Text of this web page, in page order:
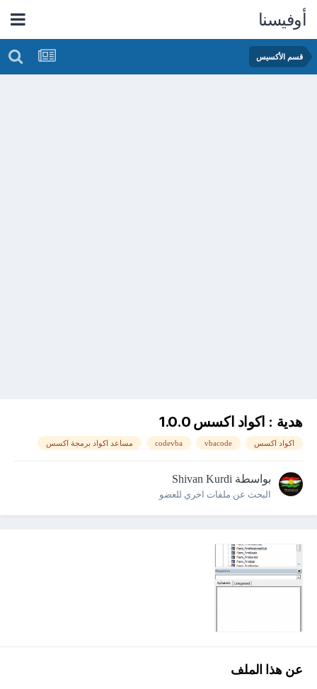
أوفيسنا
قسم الأكسيس
هدية : اكواد اكسس 1.0.0
اكواد اكسس vbacode
codevba مساعد اكواد برمجة اكسس
بواسطة Shivan Kurdi
البحث عن ملفات اخري للعضو
عن هذا الملف